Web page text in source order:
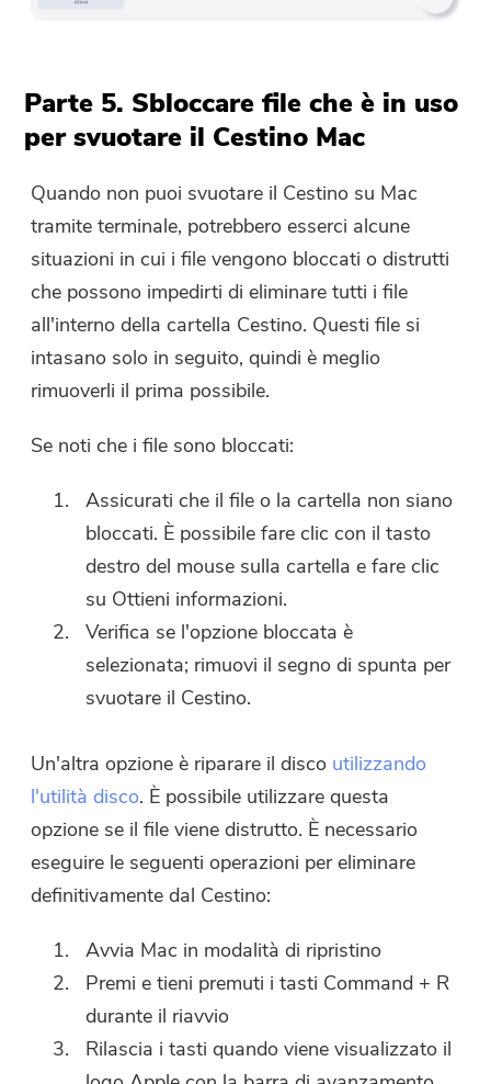
Parte 5. Sbloccare file che è in uso
per svuotare il Cestino Mac
Quando non puoi svuotare il Cestino su Mac
tramite terminale, potrebbero esserci alcune
situazioni in cui i file vengono bloccati o distrutti
che possono impedirti di eliminare tutti i file
all'interno della cartella Cestino. Questi file si
intasano solo in seguito, quindi è meglio
rimuoverli il prima possibile.
Se noti che i file sono bloccati:
Assicurati che il file o la cartella non siano
bloccati. È possibile fare clic con il tasto
destro del mouse sulla cartella e fare clic
su Ottieni informazioni.
Verifica se l'opzione bloccata è
selezionata; rimuovi il segno di spunta per
svuotare il Cestino.
Un'altra opzione è riparare il disco utilizzando
l'utilità disco. È possibile utilizzare questa
opzione se il file viene distrutto. È necessario
eseguire le seguenti operazioni per eliminare
definitivamente dal Cestino:
Avvia Mac in modalità di ripristino
Premi e tieni premuti i tasti Command + R
durante il riavvio
Rilascia i tasti quando viene visualizzato il